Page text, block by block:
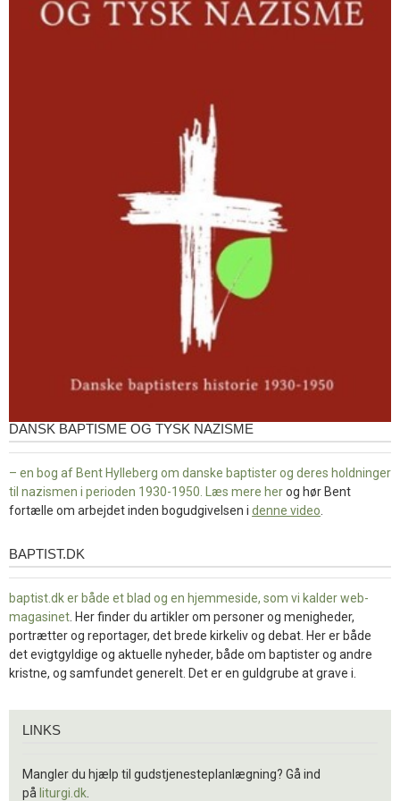
DANSK BAPTISME OG TYSK NAZISME
– en bog af Bent Hylleberg om danske baptister og deres holdninger
til nazismen i perioden 1930-1950. Læs mere herog hør Bent
fortælle om arbejdet inden bogudgivelsen i denne video
baptist.dk
BAPTIST.DK
baptist.dk er både et blad og en hjemmeside, som vi kalder web-
magasinet . Her finder du artikler om personer og menigheder,
portrætter og reportager, det brede kirkeliv og debat. Her er både
det evigtgyldige og aktuelle nyheder, både om baptister og andre
kristne, og samfundet generelt. Det er en guldgrube at grave i.
LINKS
Mangler du hjælp til gudstjenesteplanlægning? Gå ind
på liturgi.dk